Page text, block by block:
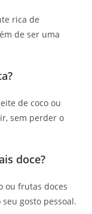
rica de
de ser uma
de coco ou
sem perder o
doce?
ou frutas doces
gosto pessoal.